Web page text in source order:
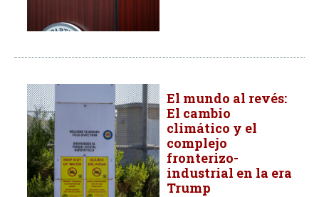
El mundo al revés:
El cambio
climático y el
complejo
fronterizo-
industrial en la era
Trump